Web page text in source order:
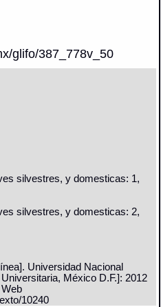
glifo/387_778v_50
silvestres, y domesticas: 1,
silvestres, y domesticas: 2,
Universidad Nacional
México D.F.]: 2012
10240